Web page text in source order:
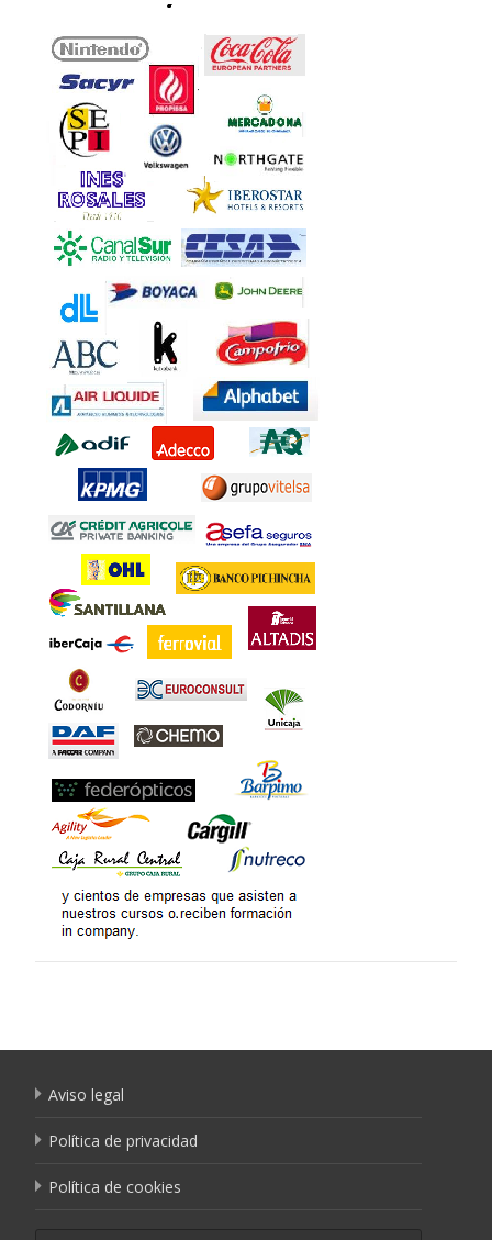
Aviso legal
Política de privacidad
Política de cookies